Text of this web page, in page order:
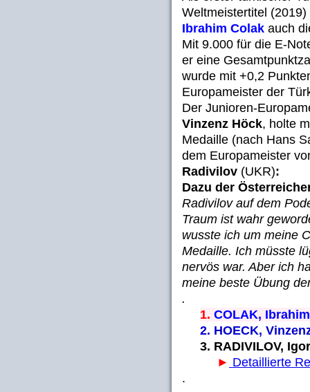
Weltmeistertitel
Ibrahim Colak auch
Mit 9.000 für die E-
er eine
wurde mit +0,2
Europameister der
Der Junioren-
Vinzenz Höck, holte
Medaille (nach Hans
dem Europameister
Radivilov (UKR):
Dazu der
Radivilov auf dem
Traum ist wahr
wusste ich um meine
Medaille. Ich müsste
nervös war. Aber ich
meine beste Übung
.
1. COLAK,
2. HOECK,
3. RADIVILOV,
► Detaillierte
.